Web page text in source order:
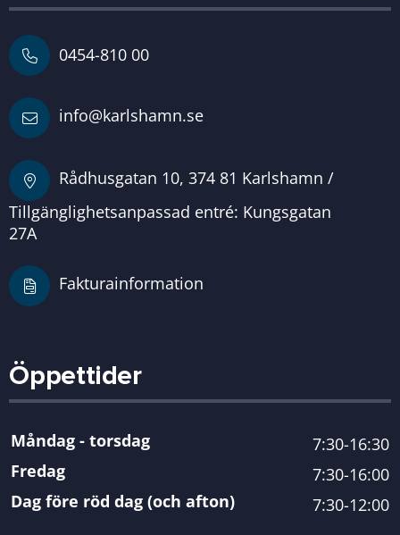
0454-810 00
info@karlshamn.se
Rådhusgatan 10, 374 81 Karlshamn /
Tillgänglighetsanpassad entré: Kungsgatan
27A
Fakturainformation
Öppettider
Måndag - torsdag
7:30-16:30
Fredag
7:30-16:00
Dag före röd dag (och afton)
7:30-12:00